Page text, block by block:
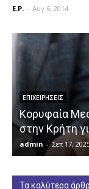
E.P. - Αυγ 6, 2014
ΕΠΙΧΕΙΡΉΣΕΙΣ
Κορυφαία
στην Κρήτη
admin - Σεπ 17,
Τα καλύτερα